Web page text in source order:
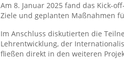
Am 8. Januar 2025 fand das Kick-
Ziele und geplanten Maßnahmen
Im Anschluss diskutierten die
Lehrentwicklung, der
fließen direkt in den weiteren